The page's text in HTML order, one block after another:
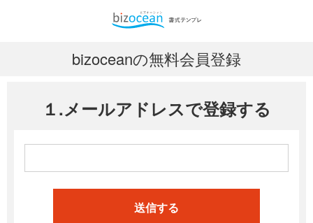
bizoceanの無料会員登録
１.メールアドレスで登録する
送信する